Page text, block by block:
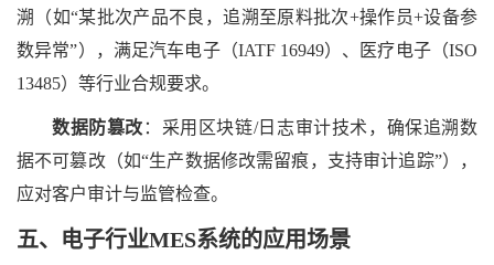
溯（如“某批次产品不良，追溯至原料批次+操作员+设备参
数异常”），满足汽车电子（IATF 16949）、医疗电子（ISO
13485）等行业合规要求。
数据防篡改 ：采用区块链/日志审计技术，确保追溯数
据不可篡改（如“生产数据修改需留痕，支持审计追踪”），
应对客户审计与监管检查。
五、 电子行业MES系统的应用场景